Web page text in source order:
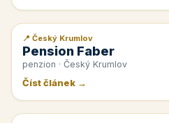
📰 PR článek
📍 Český Krumlov
Pension Faber
penzion · Český Krumlov
Číst článek →